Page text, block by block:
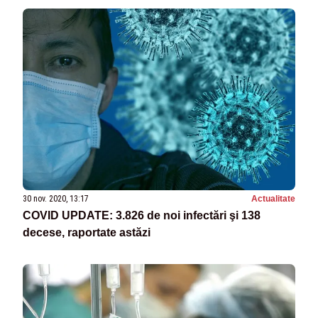
30 nov. 2020, 13:17 Actualitate
COVID UPDATE: 3.826 de noi infectări şi 138
decese, raportate astăzi